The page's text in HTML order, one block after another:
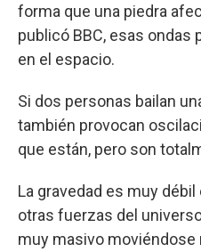
forma que una piedra
publicó BBC, esas
en el espacio.
Si dos personas bailan
también provocan
que están, pero son
La gravedad es muy
otras fuerzas del
muy masivo moviéndose